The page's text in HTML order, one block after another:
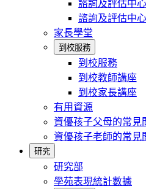
諮詢及評估中心
諮詢及評估中
家長學堂
到校服務
到校服務
到校教師講座
到校家長講座
有用資源
資優孩子父母的常見
資優孩子老師的常見
研究
研究部
學苑表現統計數據